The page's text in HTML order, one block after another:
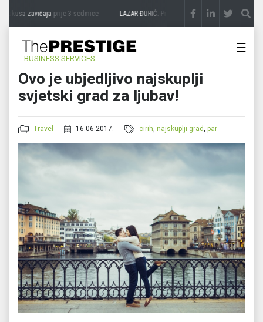
ukusa zavičajaprije 3 sedmice LAZAR ĐURIĆ: Promocija potencijal pretvara u
BUSINESS SERVICES
☰
Ovo je ubjedljivo najskuplji
svjetski grad za ljubav!
Travel 16.06.2017. cirih,najskuplji grad,par